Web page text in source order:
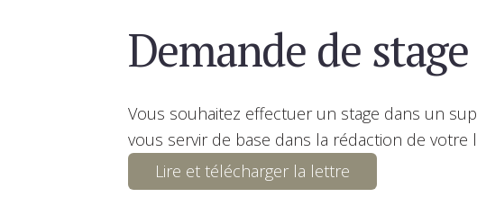
Demande de
Vous souhaitez effectuer un stage dans un
vous servir de base dans la rédaction de votre
Lire et télécharger la lettre